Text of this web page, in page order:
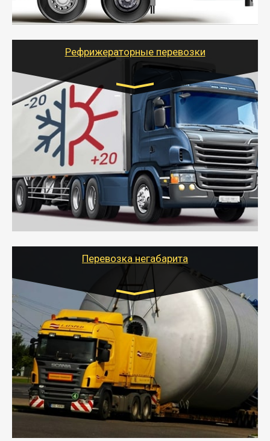
- Тайгер Логистик организует доставку
крупногабаритных и личных вещей по нужному
для погрузочно-разгрузочных работ при перевозке.
Рефрижераторные перевозки
Транспорт:
Газель (1,5 и 3 тонны), Бычок, Еврофура от 5 до
10 тонн
от 6000 руб.
- Рефрижераторные перевозки грузов с
соблюдением температурного режима, работающим
термописцем, санитарной обработкой кузова и мед.
книжкой у водителя.
- Тайгер Логистик поможет быстро перевезти
скоропортящиеся продукты в любой город России с
Перевозка негабарита
Цена за км. Рассчитывается
индивидуально
- Перевозка техники и негабаритных грузов
осуществляется после получения разрешения на
перевозку (обычно 7-14 дней).
- Тайгер Логистик в короткие сроки поможет вам
качественно и безопасно перевезти негабаритные
грузы по всей России тралом, манипулятором и
другим транспортом и подобрать оптимальный